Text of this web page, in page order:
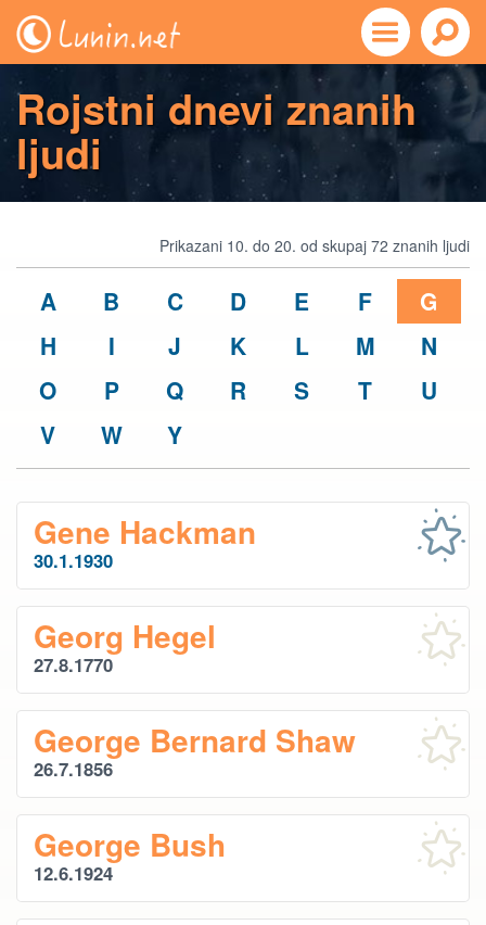
Rojstni dnevi znanih
ljudi
Prikazani 10. do 20. od skupaj 72 znanih ljudi
A B C D E F
G
H
I J K L M
N
O
P Q R S T
U
V
W Y
Gene Hackman
30.1.1930
Georg Hegel
27.8.1770
George Bernard Shaw
26.7.1856
George Bush
12.6.1924